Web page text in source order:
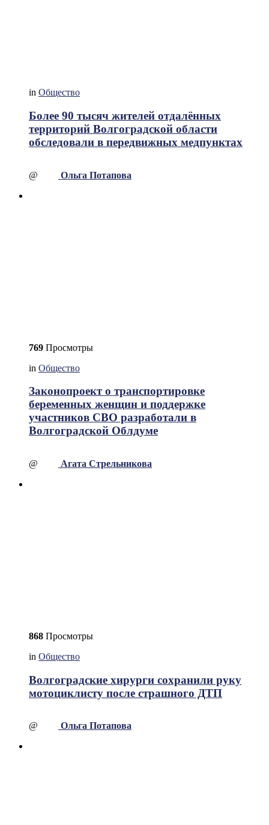
in Общество
Более 90 тысяч жителей отдалённых
территорий Волгоградской области
обследовали в передвижных медпунктах
@ Ольга Потапова
769 Просмотры
in Общество
Законопроект о транспортировке
беременных женщин и поддержке
участников СВО разработали в
Волгоградской Облдуме
@ Агата Стрельникова
868 Просмотры
in Общество
Волгоградские хирурги сохранили руку
мотоциклисту после страшного ДТП
@ Ольга Потапова